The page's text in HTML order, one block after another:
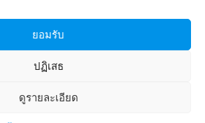
ยอมรับ
ปฏิเสธ
ดูรายละเอียด